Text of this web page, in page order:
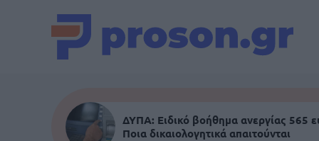
ΔΥΠΑ: Ειδικό βοήθημα ανεργίας 565
Ποια δικαιολογητικά απαιτούνται